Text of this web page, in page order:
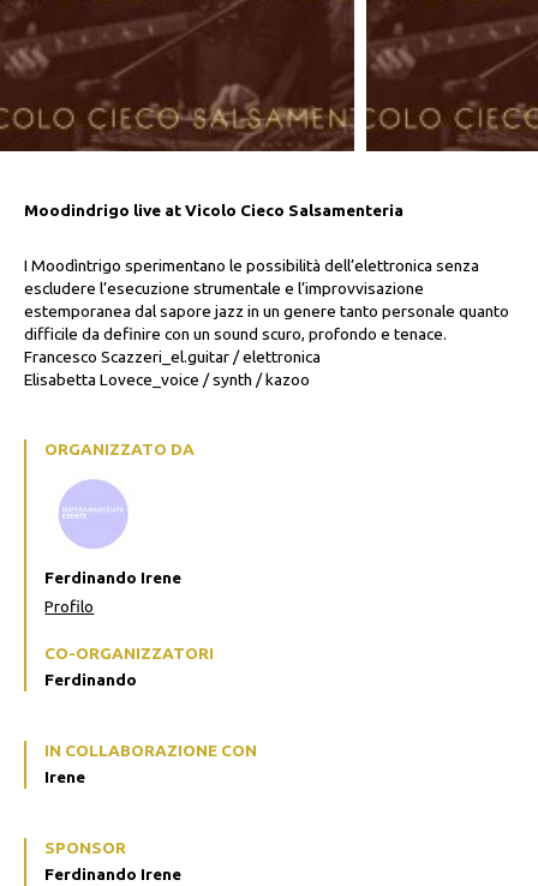
Moodindrigo live at Vicolo Cieco Salsamenteria
I Moodìntrigo sperimentano le possibilità dell’elettronica senza
escludere l’esecuzione strumentale e l’improvvisazione
estemporanea dal sapore jazz in un genere tanto personale quanto
difficile da definire con un sound scuro, profondo e tenace.
Francesco Scazzeri_el.guitar / elettronica
Elisabetta Lovece_voice / synth / kazoo
ORGANIZZATO DA
Ferdinando Irene
Profilo
CO-ORGANIZZATORI
Ferdinando
IN COLLABORAZIONE CON
Irene
SPONSOR
Ferdinando Irene